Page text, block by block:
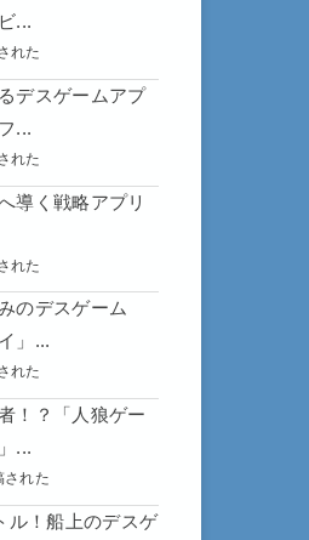
...
れた
デスゲームアプ
...
れた
導く戦略アプリ
れた
のデスゲーム
」...
れた
！？「人狼ゲー
...
れた
ル！船上のデスゲ